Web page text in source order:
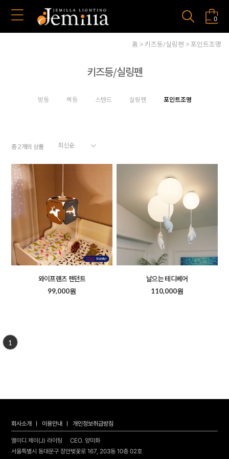
0
홈 키즈등/실링펜 포인트조명
키즈등/실링펜
방등 벽등 스텐드 실링펜 포인트조명
총2개의 상품
와이프랜즈 펜던트
99,000원
날으는 테디베어
110,000원
1
회사소개 이용안내 개인정보취급방침
엘이디 제이(J) 라이팅
CEO. 양미화
서울특별시 동대문구 장안벚꽃로 167, 203동 10층 02호